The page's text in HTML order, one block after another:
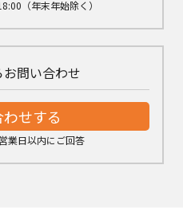
（年末年始除く）
問い合わせ
せする
業日以内にご回答